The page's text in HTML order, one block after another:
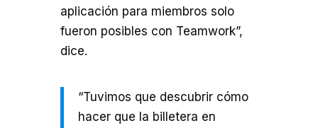
aplicación para miembros solo
fueron posibles con Teamwork”,
dice.
“Tuvimos que descubrir cómo
hacer que la billetera en